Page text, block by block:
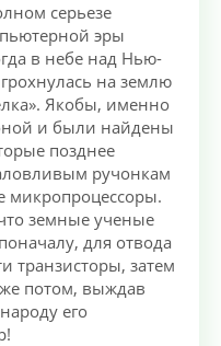
серьезе
эры
в небе над Нью-
на землю
Якобы, именно
и были найдены
позднее
ручонкам
микропроцессоры.
земные ученые
для отвода
транзисторы, затем
потом, выждав
его